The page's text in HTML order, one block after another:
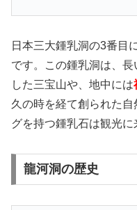
日本三大鍾乳洞の3番目
です。この鍾乳洞は、
した三宝山や、地中には
久の時を経て創られた
グを持つ鍾乳石は観光に
龍河洞の歴史